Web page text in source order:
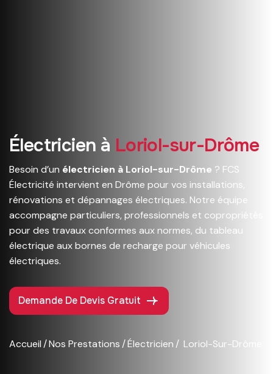
Électricien à Loriol-sur-Drôme
Besoin d’un électricien à Loriol-sur-Drôme ? FCS
Électricité intervient en Drôme pour vos installations,
rénovations et dépannages électriques. Notre équipe
accompagne particuliers, professionnels et copropriétés
pour des travaux conformes aux normes, du tableau
électrique aux bornes de recharge pour véhicules
électriques.
Demande De Devis Gratuit
Accueil Nos Prestations Électricien Loriol-Sur-Drôme